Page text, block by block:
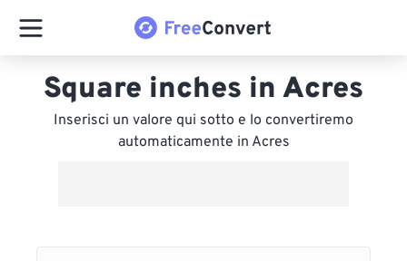
Square inches in Acres
Inserisci un valore qui sotto e lo convertiremo
automaticamente in Acres